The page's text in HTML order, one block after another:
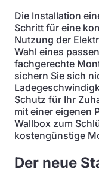
Die Installation
Schritt für eine
Nutzung der
Wahl eines
fachgerechte
sichern Sie sich
Schutz für Ihr
mit einer eigenen
Wallbox zum
kostengünstige
Der neue